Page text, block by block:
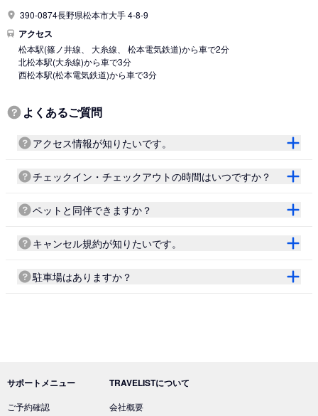
390-0874長野県松本市大手 4-8-9
アクセス
松本駅(篠ノ井線、 大糸線、 松本電気鉄道)から車で2分
北松本駅(大糸線)から車で3分
西松本駅(松本電気鉄道)から車で3分
よくあるご質問
アクセス情報が知りたいです。
チェックイン・チェックアウトの時間はいつですか？
ペットと同伴できますか？
キャンセル規約が知りたいです。
駐車場はありますか？
サポートメニュー
ご予約確認
TRAVELISTについて
会社概要